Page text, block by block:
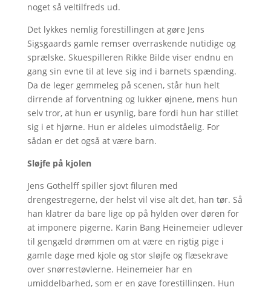
noget så veltilfreds ud.
Det lykkes nemlig forestillingen at gøre Jens
Sigsgaards gamle remser overraskende nutidige og
sprælske. Skuespilleren Rikke Bilde viser endnu en
gang sin evne til at leve sig ind i barnets spænding.
Da de leger gemmeleg på scenen, står hun helt
dirrende af forventning og lukker øjnene, mens hun
selv tror, at hun er usynlig, bare fordi hun har stillet
sig i et hjørne. Hun er aldeles uimodståelig. For
sådan er det også at være barn.
Sløjfe på kjolen
Jens Gothelff spiller sjovt filuren med
drengestregerne, der helst vil vise alt det, han tør. Så
han klatrer da bare lige op på hylden over døren for
at imponere pigerne. Karin Bang Heinemeier udlever
til gengæld drømmen om at være en rigtig pige i
gamle dage med kjole og stor sløjfe og flæsekrave
over snørrestøvlerne. Heinemeier har en
umiddelbarhed, som er en gave forestillingen. Hun